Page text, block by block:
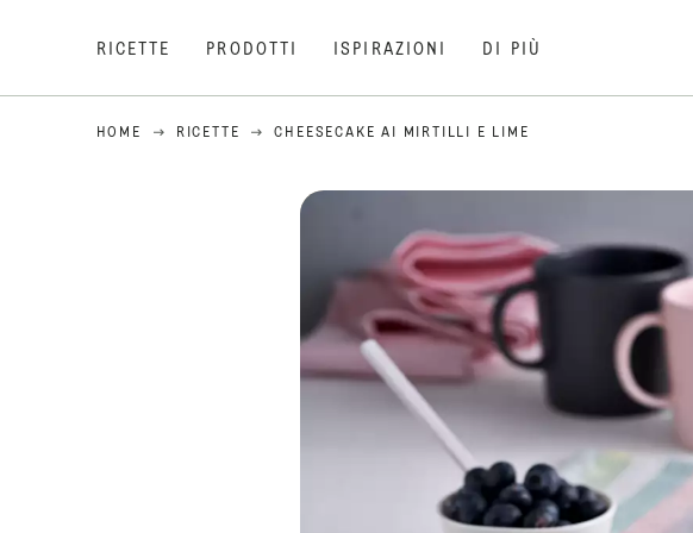
RICETTE PRODOTTI ISPIRAZIONI DI PIÙ
HOME RICETTE CHEESECAKE AI MIRTILLI E LIME